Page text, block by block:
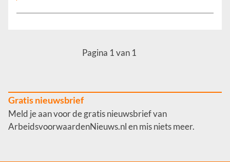
Pagina 1 van 1
Gratis nieuwsbrief
Meld je aan voor de gratis nieuwsbrief van
ArbeidsvoorwaardenNieuws.nl en mis niets meer.